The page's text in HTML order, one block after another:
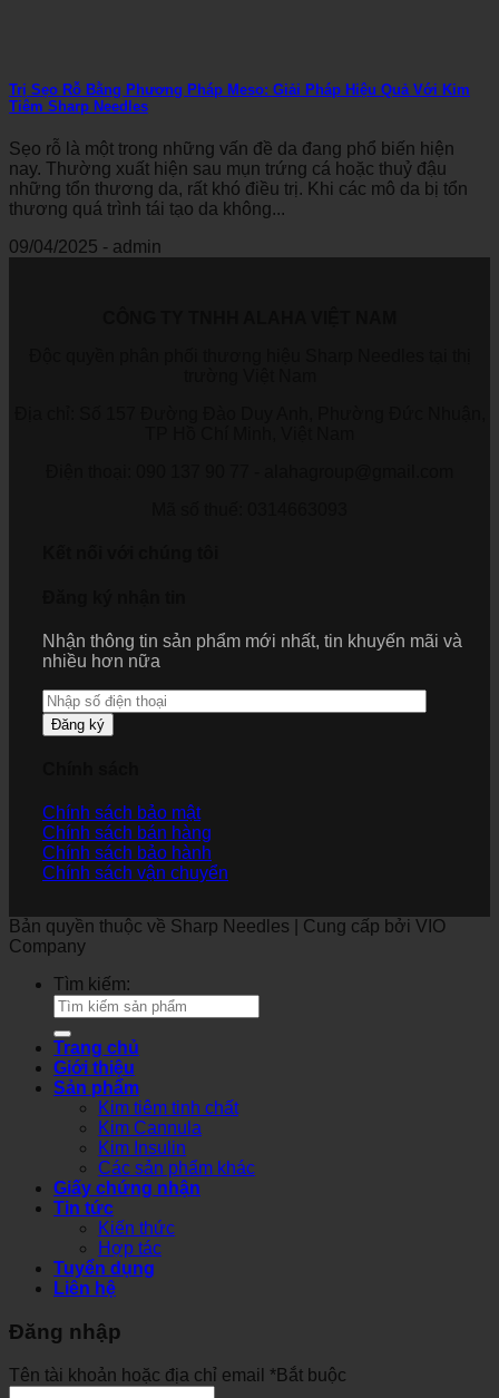
Trị Sẹo Rỗ Bằng Phương Pháp Meso: Giải Pháp Hiệu Quả Với Kim
Tiêm Sharp Needles
Sẹo rỗ là một trong những vấn đề da đang phổ biến hiện
nay. Thường xuất hiện sau mụn trứng cá hoặc thuỷ đậu
những tổn thương da, rất khó điều trị. Khi các mô da bị tổn
thương quá trình tái tạo da không...
09/04/2025 - admin
Nhận thông tin sản phẩm mới nhất, tin khuyến mãi và
nhiều hơn nữa
Đăng ký
Chính sách bảo mật
Chính sách bán hàng
Chính sách bảo hành
Chính sách vận chuyển
Bản quyền thuộc về Sharp Needles | Cung cấp bởi VIO
Company
Tìm kiếm:
Trang chủ
Giới thiệu
Sản phẩm
Kim tiêm tinh chất
Kim Cannula
Kim Insulin
Các sản phẩm khác
Giấy chứng nhận
Tin tức
Kiến thức
Hợp tác
Tuyển dụng
Liên hệ
Đăng nhập
Tên tài khoản hoặc địa chỉ email *Bắt buộc